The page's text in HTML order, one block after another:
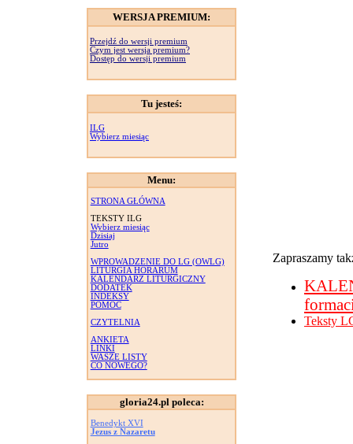
WERSJA PREMIUM:
Przejdź do wersji premium
Czym jest wersja premium?
Dostęp do wersji premium
Tu jesteś:
ILG
Wybierz miesiąc
Menu:
STRONA GŁÓWNA
TEKSTY ILG
Wybierz miesiąc
Dzisiaj
Jutro
WPROWADZENIE DO LG (OWLG)
LITURGIA HORARUM
KALENDARZ LITURGICZNY
DODATEK
INDEKSY
POMOC
CZYTELNIA
ANKIETA
LINKI
WASZE LISTY
CO NOWEGO?
gloria24.pl poleca:
Benedykt XVI
Jezus z Nazaretu
Zapraszamy
Teksty